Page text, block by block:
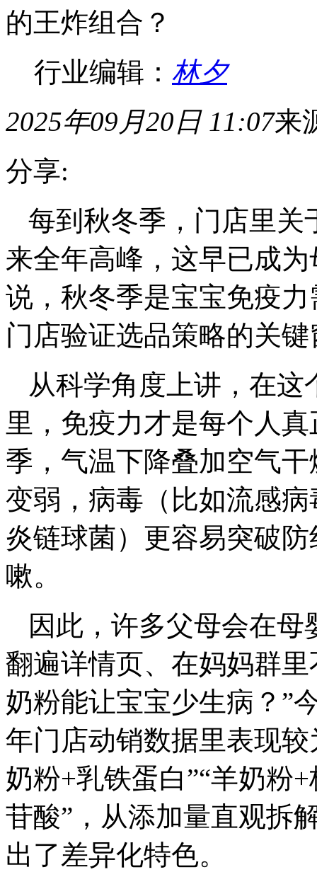
的王炸组合？
行业编辑： 林夕
2025年09月20日 11:07来
分享:
每到秋冬季，门店里关
来全年高峰，这早已成
说，秋冬季是宝宝免疫
门店验证选品策略的关
从科学角度上讲，在
里，免疫力才是每个人
季，气温下降叠加空气
变弱，病毒（比如流感
炎链球菌）更容易突破
嗽。
因此，许多父母会在
翻遍详情页、在妈妈群
奶粉能让宝宝少生病？”
年门店动销数据里表现
奶粉+乳铁蛋白”“羊奶粉
苷酸”，从添加量直观拆
出了差异化特色。